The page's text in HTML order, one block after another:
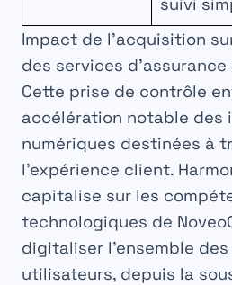
Impact de l’acquisition
des services
Cette prise de contrôle
accélération notable des
numériques destinées à
l’expérience client.
capitalise sur les
technologiques de
digitaliser l’ensemble
utilisateurs, depuis la